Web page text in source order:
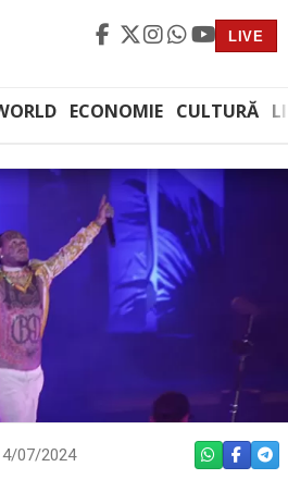
LIVE
ECONOMIE CULTURĂ
07/2024 WHATSAPP